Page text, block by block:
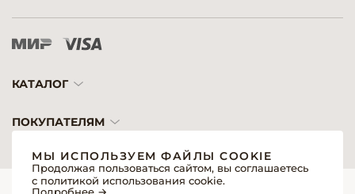
КАТАЛОГ
ПОКУПАТЕЛЯМ
© 2026 «Модерн»— Косметика и оборудование для профессионалов
МЫ ИСПОЛЬЗУЕМ ФАЙЛЫ COOKIE
Продолжая пользоваться сайтом, вы соглашаетесь
с политикой использования cookie.